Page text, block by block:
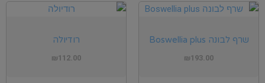
שרף לבונה Boswellia plus
₪193.00
רודיולה
₪112.00